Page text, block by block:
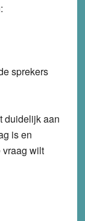
sprekers
duidelijk aan
is en
vraag wilt